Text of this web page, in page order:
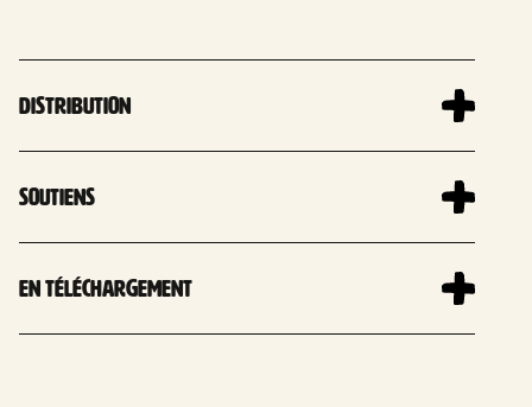
Distribution
Soutiens
En téléchargement